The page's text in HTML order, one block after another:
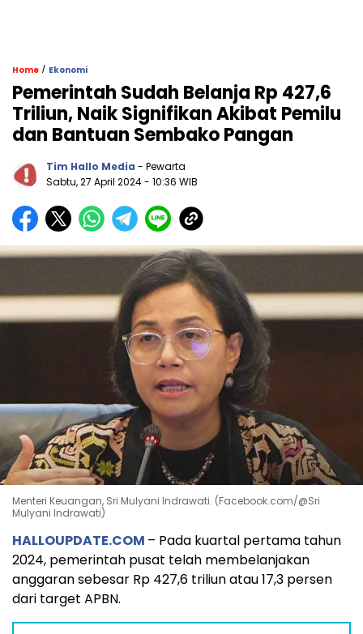
Home / Ekonomi
Pemerintah Sudah Belanja Rp 427,6
Triliun, Naik Signifikan Akibat Pemilu
dan Bantuan Sembako Pangan
Tim Hallo Media - Pewarta
Sabtu, 27 April 2024- 10:36 WIB
Menteri Keuangan, Sri Mulyani Indrawati. (Facebook.com/@Sri
Mulyani Indrawati)
HALLOUPDATE.COM – Pada kuartal pertama tahun
2024, pemerintah pusat telah membelanjakan
anggaran sebesar Rp 427,6 triliun atau 17,3 persen
dari target APBN.